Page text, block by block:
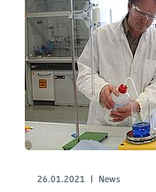
26.01.2021 | News